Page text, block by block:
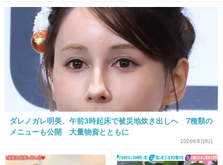
2015/06/27(土) 10:15:07
本体は好きなんだけど
あのopがなんか嫌
23. 匿名 2015/06/27(土) 10:15:15
原作見た事ないから何とも言えない感じ
る、日本で感じる“外国人差
別”のリアル
ダレノガレ明美、午前3時起床で被災地炊き出しへ 7種類の
メニューも公開 大量物資とともに
2026年8月8日